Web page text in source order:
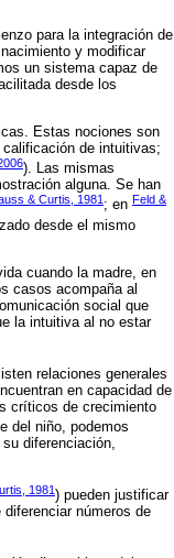
para la integración de
y modificar
un sistema capaz de
desde los
Estas nociones son
calificación de intuitivas;
). Las mismas
alguna. Se han
& Curtis, 1981; en Feld &
desde el mismo
cuando la madre, en
casos acompaña al
social que
la intuitiva al no estar
relaciones generales
en capacidad de
críticos de crecimiento
del niño, podemos
diferenciación,
1981) pueden justificar
números de